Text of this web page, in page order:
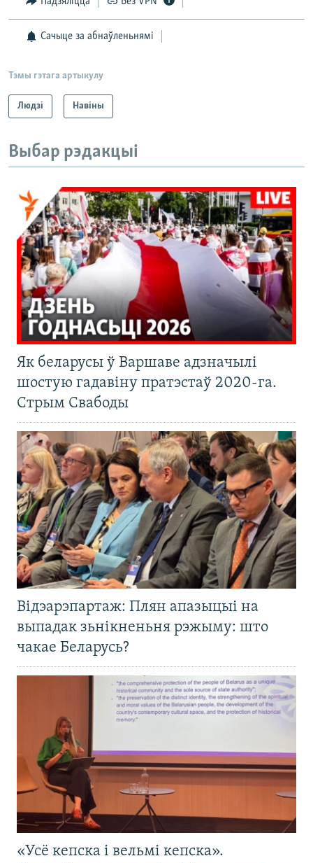
Сачыце за абнаўленьнямі
Тэмы гэтага артыкулу
Людзі Навіны
Выбар рэдакцыі
Як беларусы ў Варшаве адзначылі
шостую гадавіну пратэстаў 2020-га.
Стрым Свабоды
Відэарэпартаж: Плян апазыцыі на
выпадак зьнікненьня рэжыму: што
чакае Беларусь?
«Усё кепска і вельмі кепска».